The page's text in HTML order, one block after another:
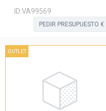
ID:VA99569
PEDIR PRESUPUESTO €
OUTLET